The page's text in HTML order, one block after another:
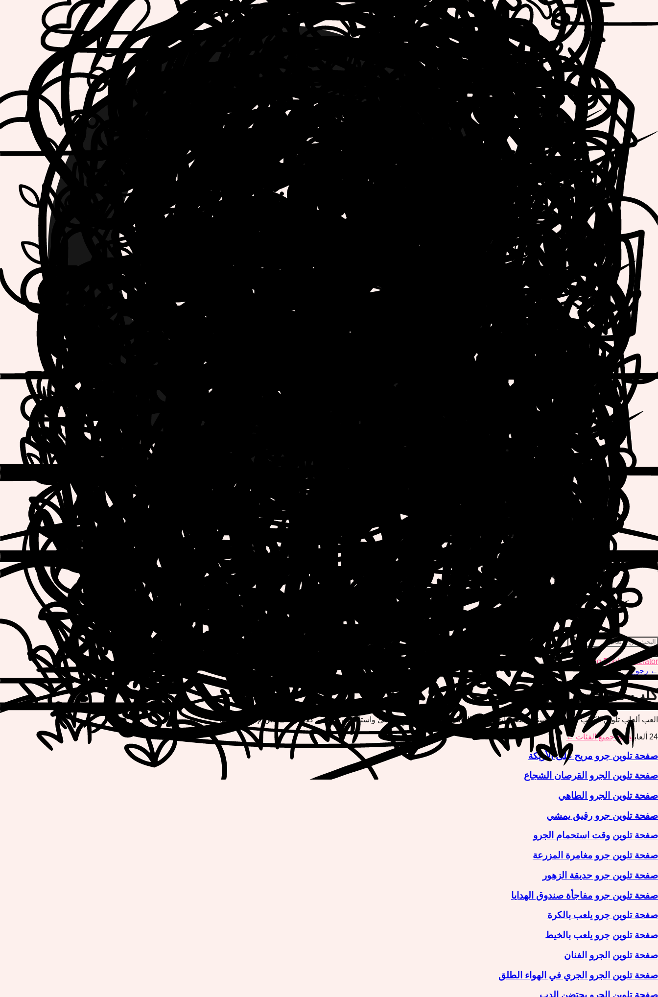
Coloring Book Generator
← رجوع
كلب صفحات التلوين
العب ألعاب تلوين الكلاب المجانية واستمتع بصفحات التلوين القابلة للطباعة. استرخِ وأنشئ واستكشف تصاميم كلاب رائعة عبر الإنترنت اليوم!
24 ألعابتصفح جميع الفئات ←
صفحة تلوين جرو مريح على الأريكة
صفحة تلوين الجرو القرصان الشجاع
صفحة تلوين الجرو الطاهي
صفحة تلوين جرو رقيق يمشي
صفحة تلوين وقت استحمام الجرو
صفحة تلوين جرو مغامرة المزرعة
صفحة تلوين جرو حديقة الزهور
صفحة تلوين جرو مفاجأة صندوق الهدايا
صفحة تلوين جرو يلعب بالكرة
صفحة تلوين جرو يلعب بالخيط
صفحة تلوين الجرو الفنان
صفحة تلوين الجرو الجري في الهواء الطلق
صفحة تلوين الجرو يحتضن الدب